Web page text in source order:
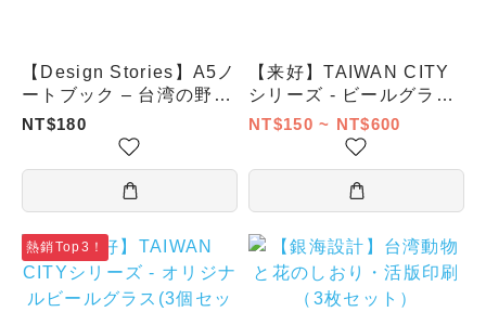
【Design Stories】A5ノ
ートブック – 台湾の野菜
と果物
NT$180
【来好】TAIWAN CITY
シリーズ - ビールグラス
(基隆)
NT$150 ~ NT$600
熱銷Top3！